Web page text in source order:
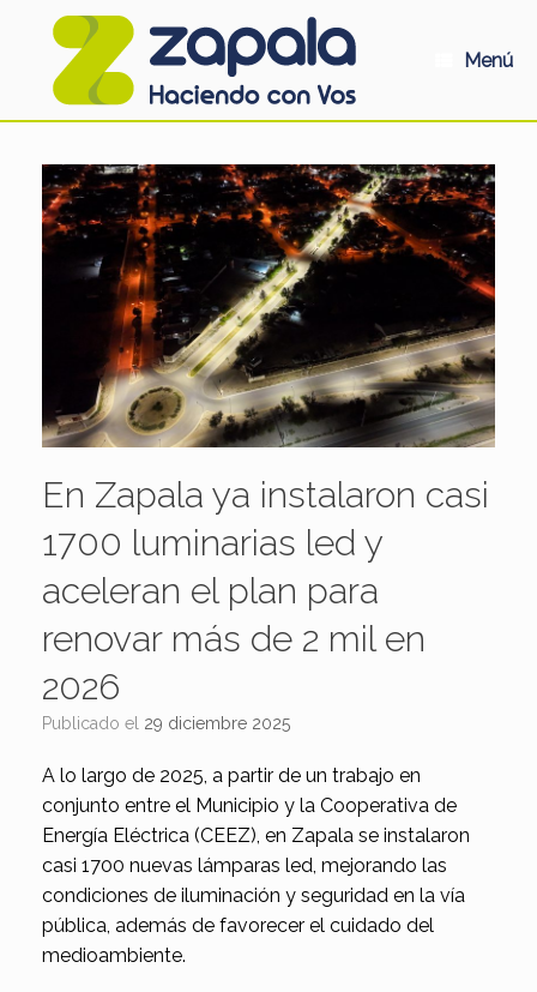
Menú
En Zapala ya instalaron casi
1700 luminarias led y
aceleran el plan para
renovar más de 2 mil en
2026
Publicado el 29 diciembre 2025
A lo largo de 2025, a partir de un trabajo en
conjunto entre el Municipio y la Cooperativa de
Energía Eléctrica (CEEZ), en Zapala se instalaron
casi 1700 nuevas lámparas led, mejorando las
condiciones de iluminación y seguridad en la vía
pública, además de favorecer el cuidado del
medioambiente.